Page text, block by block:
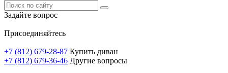
Задайте вопрос
Присоединяйтесь
+7 (812) 679-28-87 Купить диван
+7 (812) 679-36-46 Другие вопросы